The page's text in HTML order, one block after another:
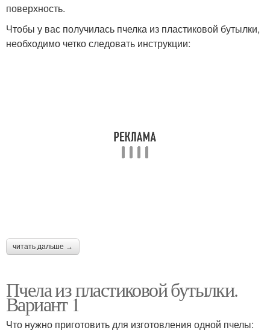
поверхность.
Чтобы у вас получилась пчелка из пластиковой бутылки,
необходимо четко следовать инструкции:
читать дальше →
Пчела из пластиковой бутылки.
Вариант 1
Что нужно приготовить для изготовления одной пчелы: